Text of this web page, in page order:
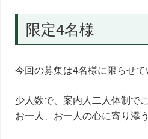
限定4名様
今回の募集は4名様に限らせて
少人数で、案内人二人体制で
お一人、お一人の心に寄り添う